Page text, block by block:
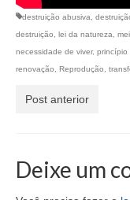
destruição abusiva,
destruição, lei da natureza,
necessidade de viver, princípio
renovação, Reprodução,
Post anterior
Deixe um